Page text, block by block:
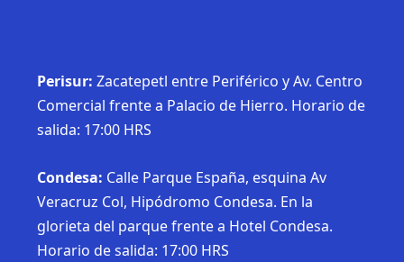
Perisur: Zacatepetl entre Periférico y Av. Centro
Comercial frente a Palacio de Hierro. Horario de
salida: 17:00 HRS
Condesa: Calle Parque España, esquina Av
Veracruz Col, Hipódromo Condesa. En la
glorieta del parque frente a Hotel Condesa.
Horario de salida: 17:00 HRS